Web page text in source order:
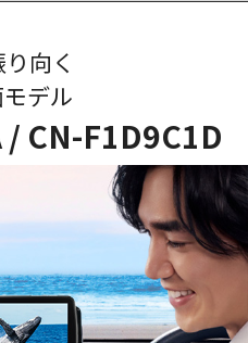
向く
デル
CN-F1D9C1D